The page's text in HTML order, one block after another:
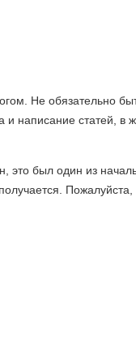
Не обязательно
и написание статей,
был один из